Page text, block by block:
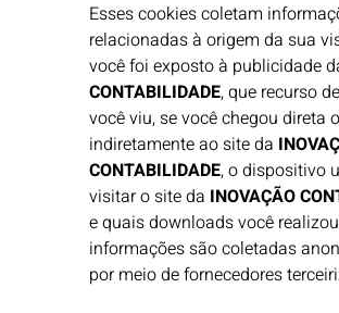
Esses cookies coletam
relacionadas à origem da sua
você foi exposto à publicidade
CONTABILIDADE, que recurso
você viu, se você chegou direta
indiretamente ao site da
CONTABILIDADE, o dispositivo
visitar o site da INOVAÇÃO
e quais downloads você
informações são coletadas
por meio de fornecedores